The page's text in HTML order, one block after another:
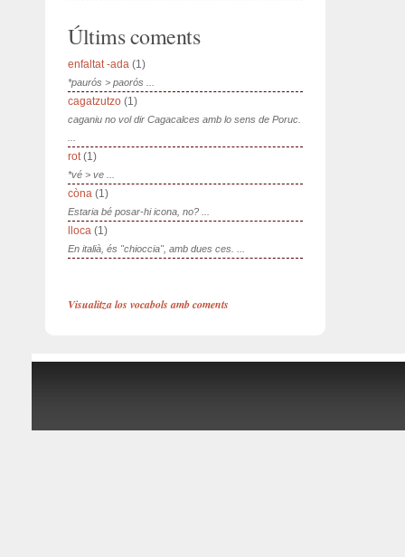
Últims coments
enfaltat -ada (1)
*paurós > paorós ...
cagatzutzo (1)
caganiu no vol dir Cagacalces amb lo sens de Poruc.
rot(1)
*vé > ve ...
còna (1)
Estaria bé posar-hi icona, no? ...
lloca (1)
En italià, és "chioccia", amb dues ces. ...
Visualitza los vocabols amb coments